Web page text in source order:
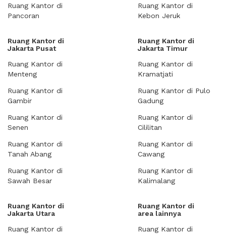
Ruang Kantor di
Pancoran
Ruang Kantor di
Kebon Jeruk
Ruang Kantor di
Jakarta Pusat
Ruang Kantor di
Menteng
Ruang Kantor di
Gambir
Ruang Kantor di
Senen
Ruang Kantor di
Tanah Abang
Ruang Kantor di
Sawah Besar
Ruang Kantor di
Jakarta Timur
Ruang Kantor di
Kramatjati
Ruang Kantor di Pulo
Gadung
Ruang Kantor di
Cililitan
Ruang Kantor di
Cawang
Ruang Kantor di
Kalimalang
Ruang Kantor di
Jakarta Utara
Ruang Kantor di
Ruang Kantor di
area lainnya
Ruang Kantor di